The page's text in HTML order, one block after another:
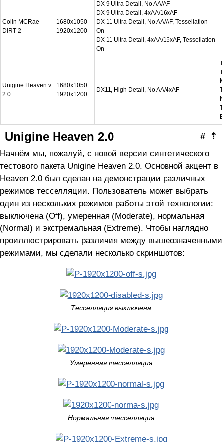
Colin MCRae
DiRT 2
1680x1050
1920x1200
DX 9 Ultra Detail, No AA/AF
DX 9 Ultra Detail, 4xAA/16xAF
DX 11 Ultra Detail, No AA/AF, Tessellation
On
DX 11 Ultra Detail, 4xAA/16xAF, Tessellation
On
Unigine Heaven v
2.0
1680x1050
1920x1200
DX11, High Detail, No AA/4xAF
⇡
#
Unigine Heaven 2.0
Начнём мы, пожалуй, с новой версии синтетического
тестового пакета Unigine Heaven 2.0. Основной акцент в
Heaven 2.0 был сделан на демонстрации различных
режимов тесселляции. Пользователь может выбрать
один из нескольких режимов работы этой технологии:
выключена (Off), умеренная (Moderate), нормальная
(Normal) и экстремальная (Extreme). Чтобы наглядно
проиллюстрировать различия между вышеозначенными
режимами, мы сделали несколько скриншотов:
Тесселляция выключена
Умеренная тесселляция
Нормальная тесселляция